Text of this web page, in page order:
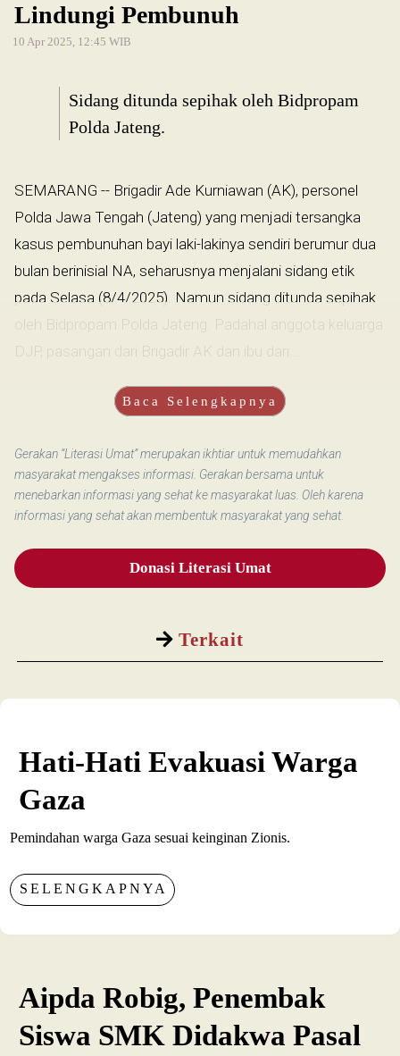
Terkait
Lindungi Pembunuh
10 Apr 2025, 12:45 WIB
Sidang ditunda sepihak oleh Bidpropam
Polda Jateng.
SEMARANG -- Brigadir Ade Kurniawan (AK), personel
Polda Jawa Tengah (Jateng) yang menjadi tersangka
kasus pembunuhan bayi laki-lakinya sendiri berumur dua
bulan berinisial NA, seharusnya menjalani sidang etik
pada Selasa (8/4/2025). Namun sidang ditunda sepihak
oleh Bidpropam Polda Jateng. Padahal anggota keluarga
DJP, pasangan dari Brigadir AK dan ibu dari...
Baca Selengkapnya
Gerakan “Literasi Umat” merupakan ikhtiar untuk memudahkan
masyarakat mengakses informasi. Gerakan bersama untuk
menebarkan informasi yang sehat ke masyarakat luas. Oleh karena
informasi yang sehat akan membentuk masyarakat yang sehat.
Donasi Literasi Umat
Hati-Hati Evakuasi Warga
Gaza
Pemindahan warga Gaza sesuai keinginan Zionis.
SELENGKAPNYA
Aipda Robig, Penembak
Siswa SMK Didakwa Pasal